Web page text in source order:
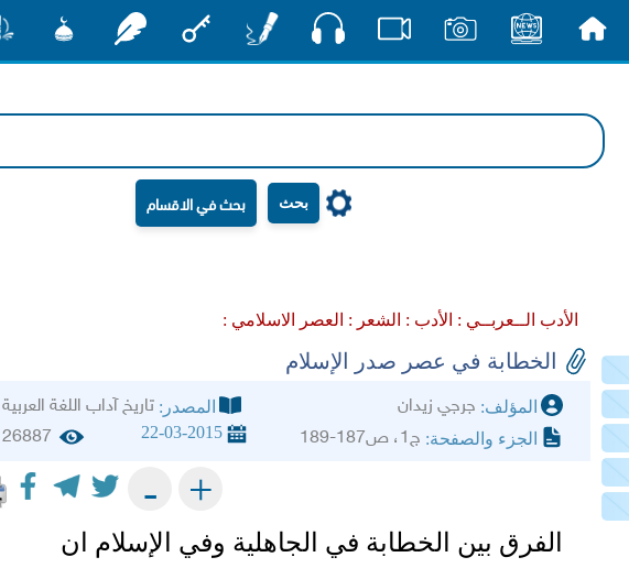
بحث
الأدب الــعربــي : الأدب : الشعر : العصر الاسلامي :
الخطابة في عصر صدر الإسلام
المؤلف: جرجي زيدان المصدر: تاريخ آداب اللغة العربية
الجزء والصفحة: ج1، ص187-189 22-03-2015
26887
+
-
الفرق بين الخطابة في الجاهلية وفي الإسلام ان